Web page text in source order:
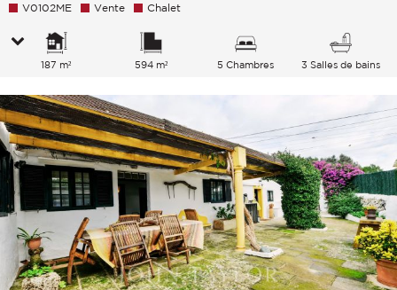
V0102ME Vente Chalet
187 m² 594 m² 5 Chambres 3 Salles de bains